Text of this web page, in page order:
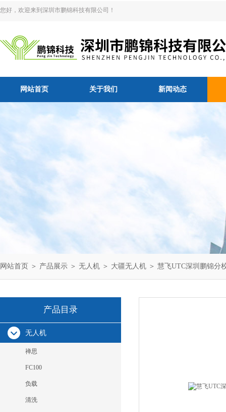
您好，欢迎来到深圳市鹏锦科技有限公司！
网站首页 关于我们 新闻动态
网站首页 ＞ 产品展示 ＞ 无人机 ＞ 大疆无人机 ＞ 慧飞UTC深圳鹏锦分
产品目录
无人机
禅思
FC100
负载
清洗